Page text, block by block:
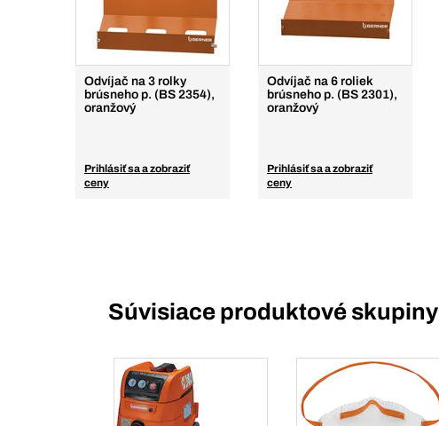
Odvíjač na 3 rolky
brúsneho p. (BS 2354),
oranžový
Prihlásiť sa a zobraziť
ceny
Odvíjač na 6 roliek
brúsneho p. (BS 2301),
oranžový
Prihlásiť sa a zobraziť
ceny
Súvisiace produktové skupiny